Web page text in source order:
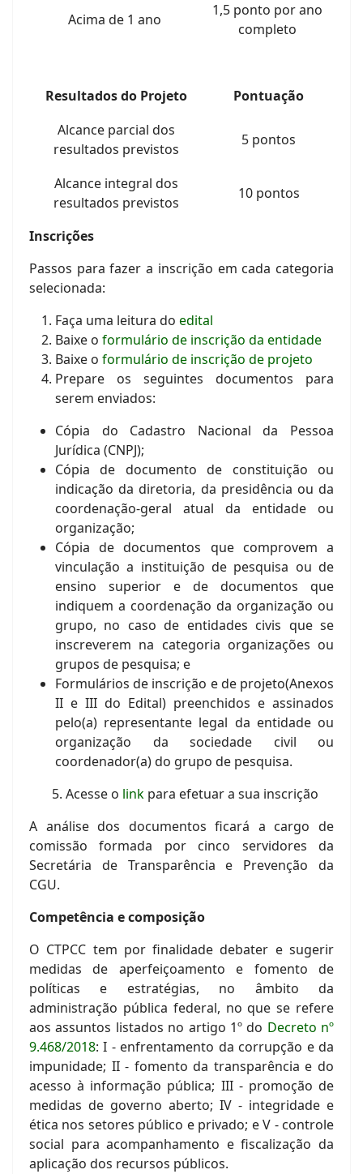
Acima de 1 ano
1,5 ponto por ano
completo
Resultados do Projeto
Pontuação
Alcance parcial dos
resultados previstos
5 pontos
Alcance integral dos
resultados previstos
10 pontos
Inscrições
Passos para fazer a inscrição em cada categoria
selecionada:
Faça uma leitura do edital
Baixe o formulário de inscrição da entidade
Baixe o formulário de inscrição de projeto
Prepare os seguintes documentos para
serem enviados:
Cópia do Cadastro Nacional da Pessoa
Jurídica (CNPJ);
Cópia de documento de constituição ou
indicação da diretoria, da presidência ou da
coordenação-geral atual da entidade ou
organização;
Cópia de documentos que comprovem a
vinculação a instituição de pesquisa ou de
ensino superior e de documentos que
indiquem a coordenação da organização ou
grupo, no caso de entidades civis que se
inscreverem na categoria organizações ou
grupos de pesquisa; e
Formulários de inscrição e de projeto(Anexos
II e III do Edital) preenchidos e assinados
pelo(a) representante legal da entidade ou
organização da sociedade civil ou
coordenador(a) do grupo de pesquisa.
5. Acesse o link para efetuar a sua inscrição
A análise dos documentos ficará a cargo de
comissão formada por cinco servidores da
Secretária de Transparência e Prevenção da
CGU.
Competência e composição
O CTPCC tem por finalidade debater e sugerir
medidas de aperfeiçoamento e fomento de
políticas e estratégias, no âmbito da
administração pública federal, no que se refere
aos assuntos listados no artigo 1º do Decreto nº
9.468/2018: I - enfrentamento da corrupção e da
impunidade; II - fomento da transparência e do
acesso à informação pública; III - promoção de
medidas de governo aberto; IV - integridade e
ética nos setores público e privado; e V - controle
social para acompanhamento e fiscalização da
aplicação dos recursos públicos.